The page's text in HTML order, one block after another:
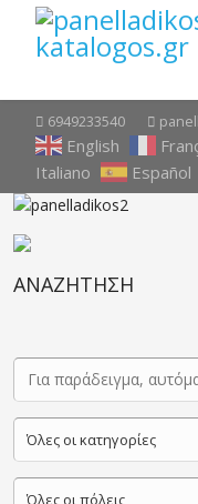
6949233540
English
Italiano
Español
ΑΝΑΖΗΤΗΣΗ